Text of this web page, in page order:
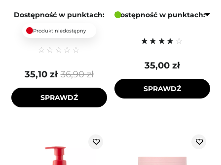
Dostępność w punktach:
Produkt niedostępny
36,90 zł
35,10 zł
SPRAWDŹ
Dostępność w punktach:
35,00 zł
SPRAWDŹ